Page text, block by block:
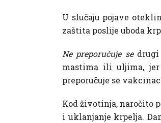
U slučaju pojave
zaštita poslije uboda
Ne preporučuje sedrugi
mastima ili uljima, jer
preporučuje se
Kod životinja, naročito
i uklanjanje krpelja.